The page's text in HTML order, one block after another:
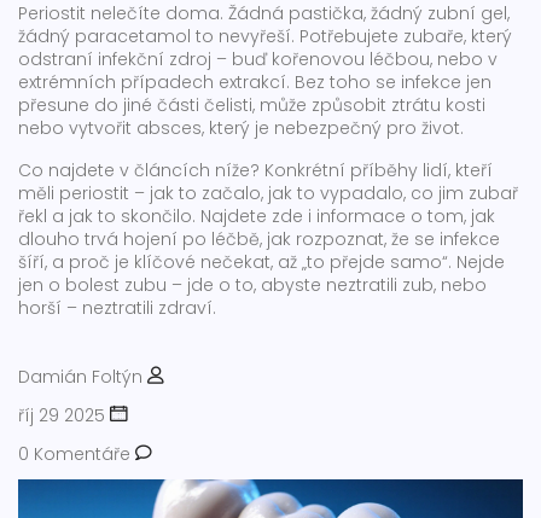
Periostit nelečíte doma. Žádná pastička, žádný zubní gel,
žádný paracetamol to nevyřeší. Potřebujete zubaře, který
odstraní infekční zdroj – buď kořenovou léčbou, nebo v
extrémních případech extrakcí. Bez toho se infekce jen
přesune do jiné části čelisti, může způsobit ztrátu kosti
nebo vytvořit absces, který je nebezpečný pro život.
Co najdete v článcích níže? Konkrétní příběhy lidí, kteří
měli periostit – jak to začalo, jak to vypadalo, co jim zubař
řekl a jak to skončilo. Najdete zde i informace o tom, jak
dlouho trvá hojení po léčbě, jak rozpoznat, že se infekce
šíří, a proč je klíčové nečekat, až „to přejde samo“. Nejde
jen o bolest zubu – jde o to, abyste neztratili zub, nebo
horší – neztratili zdraví.
Damián Foltýn
říj 29 2025
0 Komentáře